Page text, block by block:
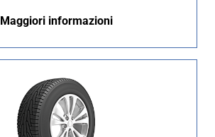
Maggiori informazioni